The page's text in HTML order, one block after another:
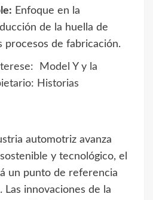
Enfoque en la
de la huella de
procesos de fabricación.
Model Y y la
Historias
automotriz avanza
y tecnológico, el
un punto de referencia
Las innovaciones de la